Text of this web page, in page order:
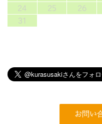
24
25 26
31
お問い